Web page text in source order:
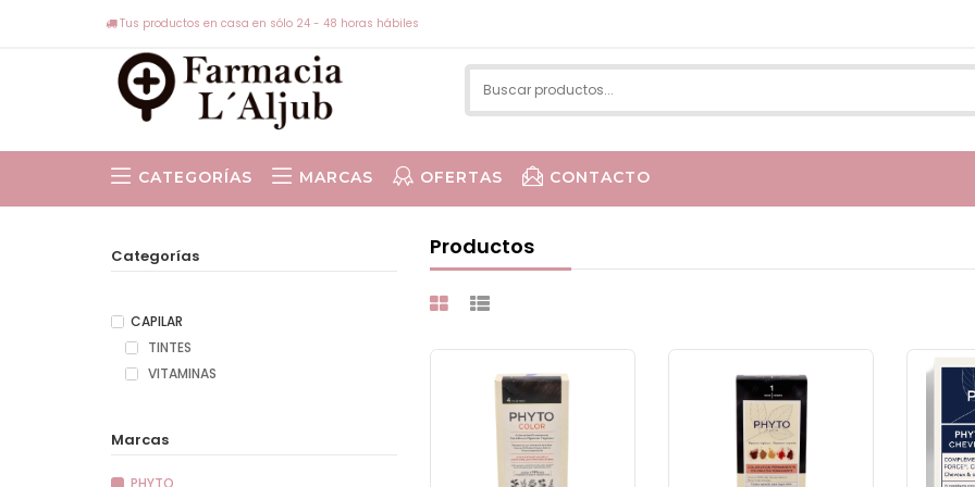
Tus productos en casa en sólo 24 - 48 horas hábiles
CATEGORÍAS MARCAS OFERTAS CONTACTO
Productos
Categorías
CAPILAR
TINTES
VITAMINAS
Marcas
PHYTO